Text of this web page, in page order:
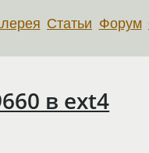
Статьи Форум
в ext4